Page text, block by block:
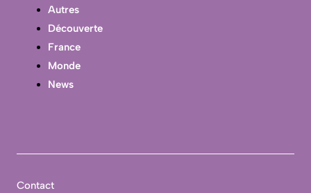
Autres
Découverte
France
Monde
News
Contact